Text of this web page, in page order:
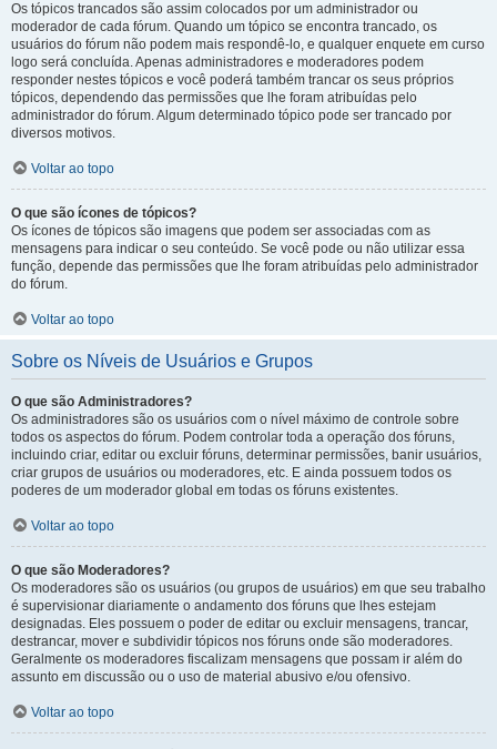
Os tópicos trancados são assim colocados por um administrador ou
moderador de cada fórum. Quando um tópico se encontra trancado, os
usuários do fórum não podem mais respondê-lo, e qualquer enquete em curso
logo será concluída. Apenas administradores e moderadores podem
responder nestes tópicos e você poderá também trancar os seus próprios
tópicos, dependendo das permissões que lhe foram atribuídas pelo
administrador do fórum. Algum determinado tópico pode ser trancado por
diversos motivos.
Voltar ao topo
O que são ícones de tópicos?
Os ícones de tópicos são imagens que podem ser associadas com as
mensagens para indicar o seu conteúdo. Se você pode ou não utilizar essa
função, depende das permissões que lhe foram atribuídas pelo administrador
do fórum.
Voltar ao topo
Sobre os Níveis de Usuários e Grupos
O que são Administradores?
Os administradores são os usuários com o nível máximo de controle sobre
todos os aspectos do fórum. Podem controlar toda a operação dos fóruns,
incluindo criar, editar ou excluir fóruns, determinar permissões, banir usuários,
criar grupos de usuários ou moderadores, etc. E ainda possuem todos os
poderes de um moderador global em todas os fóruns existentes.
Voltar ao topo
O que são Moderadores?
Os moderadores são os usuários (ou grupos de usuários) em que seu trabalho
é supervisionar diariamente o andamento dos fóruns que lhes estejam
designadas. Eles possuem o poder de editar ou excluir mensagens, trancar,
destrancar, mover e subdividir tópicos nos fóruns onde são moderadores.
Geralmente os moderadores fiscalizam mensagens que possam ir além do
assunto em discussão ou o uso de material abusivo e/ou ofensivo.
Voltar ao topo